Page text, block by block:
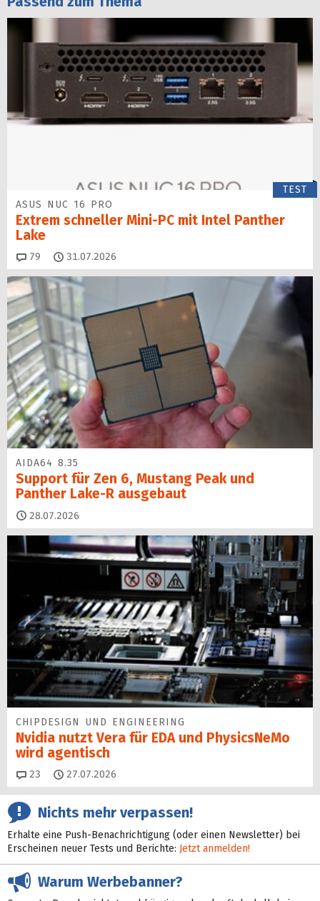
TEST
ASUS NUC 16 PRO
Extrem schneller Mini-PC mit Intel Panther
Lake
79 Kommentare
31.07.2026
AIDA64 8.35
Support für Zen 6, Mustang Peak und
Panther Lake-R ausgebaut
28.07.2026
CHIPDESIGN UND ENGINEERING
Nvidia nutzt Vera für EDA und PhysicsNeMo
wird agentisch
23 Kommentare
27.07.2026
Nichts mehr verpassen!
Erhalte eine Push-Benachrichtigung (oder einen Newsletter) bei
Erscheinen neuer Tests und Berichte: Jetzt anmelden!
Warum Werbebanner?